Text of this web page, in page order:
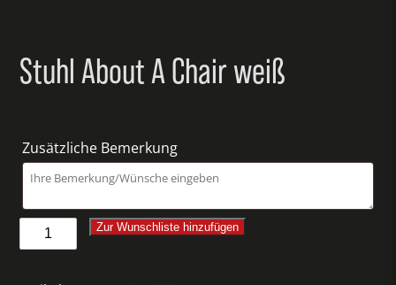
Stuhl About A Chair weiß
Zusätzliche Bemerkung
Stuhl
About
Zur Wunschliste hinzufügen